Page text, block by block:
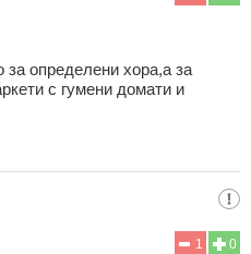
за определени хора,а за
с гумени домати и
0
1